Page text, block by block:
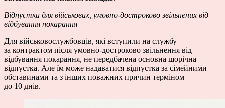
Відпустки для військових, умовно-достроково звільнених від
відбування покарання
Для військовослужбовців, які вступили на службу
за контрактом після умовно-достроково звільнення від
відбування покарання, не передбачена основна щорічна
відпустка. Але їм може надаватися відпустка за сімейними
обставинами та з інших поважних причин терміном
до 10 днів.